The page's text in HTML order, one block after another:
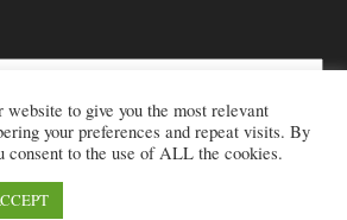
All rights reserved - Etnie -
website to give you the most relevant
your preferences and repeat visits. By
consent to the use of ALL the cookies.